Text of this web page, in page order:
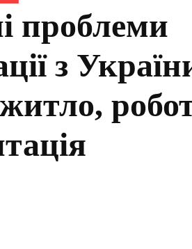
проблеми
з